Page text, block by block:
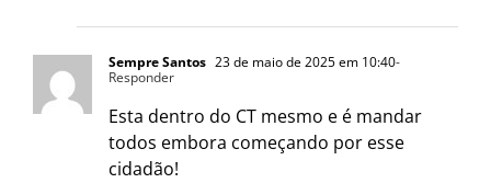
Sempre Santos 23 de maio de 2025 em 10:40-
Responder
Esta dentro do CT mesmo e é mandar
todos embora começando por esse
cidadão!